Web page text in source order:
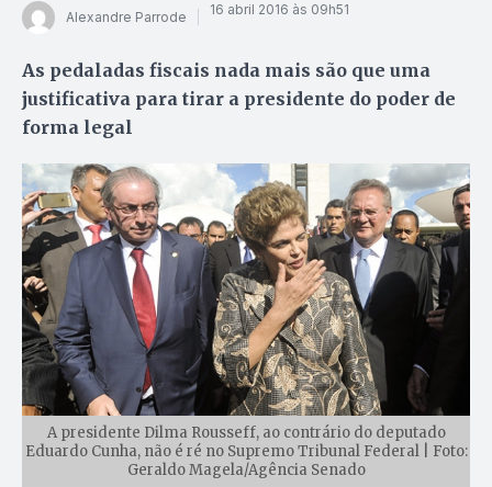
Alexandre Parrode 16 abril 2016 às 09h51
As pedaladas fiscais nada mais são que uma
justificativa para tirar a presidente do poder de
forma legal
A presidente Dilma Rousseff, ao contrário do deputado
Eduardo Cunha, não é ré no Supremo Tribunal Federal | Foto:
Geraldo Magela/Agência Senado